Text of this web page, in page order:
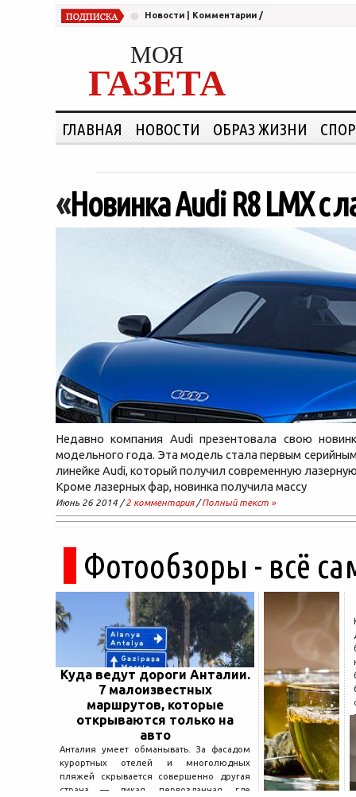
Новости Комментарии /
МОЯ
ГАЗЕТА
ГЛАВНАЯ НОВОСТИ ОБРАЗ ЖИЗНИ
«Новинка Audi R8 LMX с
Недавно компания Audi презентовала свою
модельного года. Эта модель стала первым
линейке Audi, который получил современную
Кроме лазерных фар, новинка получила массу
Июнь 26 2014 /2 комментария/Полный текст »
Фотообзоры - всё
Куда ведут дороги Анталии.
7 малоизвестных
маршрутов, которые
открываются только на
авто
Анталия умеет обманывать. За фасадом
курортных отелей и многолюдных
пляжей скрывается совершенно другая
страна — дикая, первозданная, где